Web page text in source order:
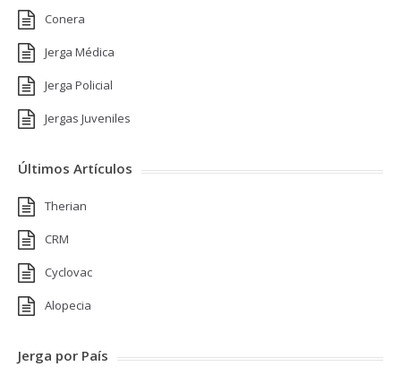
Conera
Jerga Médica
Jerga Policial
Jergas Juveniles
Últimos Artículos
Therian
CRM
Cyclovac
Alopecia
Jerga por País